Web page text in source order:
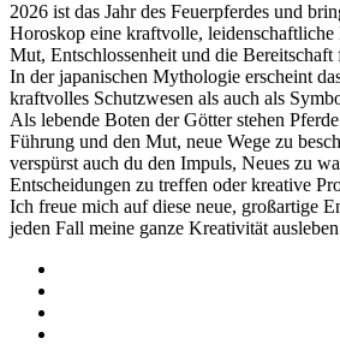
2026 ist das Jahr des Feuerpferdes und
Horoskop eine kraftvolle, leidenschaftliche
Mut, Entschlossenheit und die
In der japanischen Mythologie erscheint
kraftvolles Schutzwesen als auch als
Als lebende Boten der Götter stehen
Führung und den Mut, neue Wege zu
verspürst auch du den Impuls, Neues zu
Entscheidungen zu treffen oder kreative
Ich freue mich auf diese neue, großartige
jeden Fall meine ganze Kreativität